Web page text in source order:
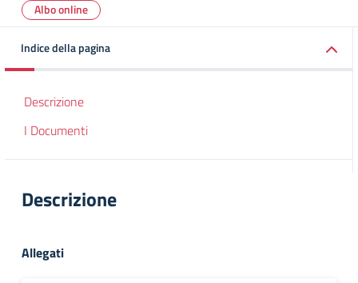
Albo online
Indice della pagina
Descrizione
I Documenti
Descrizione
Allegati